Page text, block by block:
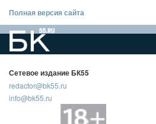
Полная версия сайта
Сетевое издание БК55
redactor@bk55.ru
info@bk55.ru